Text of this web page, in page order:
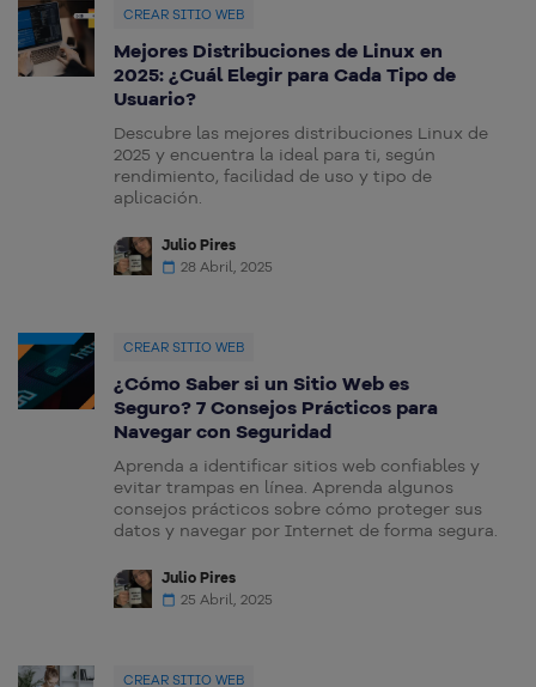
CREAR SITIO WEB
Mejores Distribuciones de Linux en
2025: ¿Cuál Elegir para Cada Tipo de
Usuario?
Descubre las mejores distribuciones Linux de
2025 y encuentra la ideal para ti, según
rendimiento, facilidad de uso y tipo de
aplicación.
Julio Pires
28 Abril, 2025
CREAR SITIO WEB
¿Cómo Saber si un Sitio Web es
Seguro? 7 Consejos Prácticos para
Navegar con Seguridad
Aprenda a identificar sitios web confiables y
evitar trampas en línea. Aprenda algunos
consejos prácticos sobre cómo proteger sus
datos y navegar por Internet de forma segura.
Julio Pires
25 Abril, 2025
CREAR SITIO WEB